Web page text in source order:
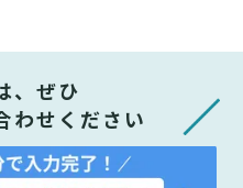
、ぜひ
わせください